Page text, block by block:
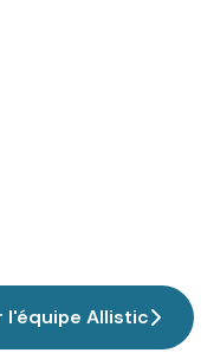
l'équipe Allistic